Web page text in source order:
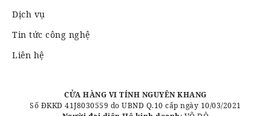
Dịch vụ
Tin tức công nghệ
Liên hệ
CỬA HÀNG VI TÍNH NGUYÊN KHANG
Số ĐKKD 41J8030559 do UBND Q.10 cấp ngày 10/03/2021